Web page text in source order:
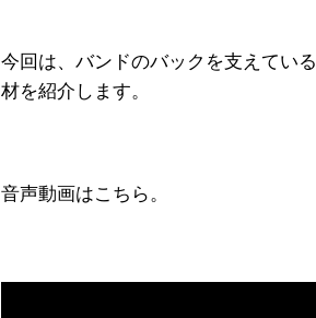
今回は、バンドのバックを支えている
材を紹介します。
音声動画はこちら。